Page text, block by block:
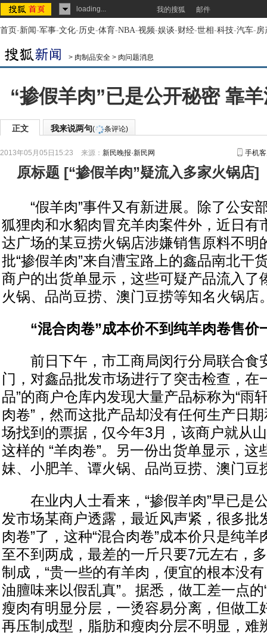
loading... 我的搜狐 邮件
首页-新闻-军事-文化-历史-体育-NBA-视频-娱谈-财经-世相-科技-汽车-房
> 肉制品安全 > 肉问题消息
“掺假羊肉”已是公开秘密 靠
正文 我来说两句( 条评论)
2013年05月05日15:23 来源： 新民晚报·新民网 手机
原标题 [“掺假羊肉”疑流入多家火锅店]
“假羊肉”事件又有新进展。除了公安
狐狸肉和水貂肉冒充羊肉案件外，近日有
达广场的某豆捞火锅店涉嫌销售原料不明
批“掺假羊肉”来自漕宝路上的鑫品南北干
商户的出货单显示，这些可疑产品流入了
火锅、品尚豆捞、澳门豆捞等知名火锅店
“混合肉卷”成本价不到纯羊肉卷售价
前日下午，市工商局闵行分局联合食
门，对鑫品批发市场进行了突击检查，在
品”的商户仓库内发现大量产品标称为“雨
肉卷”，然而这批产品却没有任何生产日
场找到的票据，仅今年3月，该商户就从
这样的 “羊肉卷”。另一份出货单显示，这
妹、小肥羊、谭火锅、品尚豆捞、澳门豆
在业内人士看来，“掺假羊肉”早已是
发市场某商户透露，最近风声紧，很多批
肉卷”了，这种“混合肉卷”成本价只是纯
至不到两成，最差的一斤只要7元左右，
制成，“贵一些的有羊肉，便宜的根本没
油膻味来以假乱真”。据悉，做工差一点的
瘦肉有明显分层，一烫容易分离，但做工
再压制成型，脂肪和瘦肉分层不明显，难